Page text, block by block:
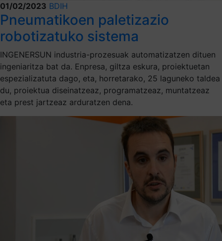
01/02/2023 BDIH
Pneumatikoen paletizazio
robotizatuko sistema
INGENERSUN industria-prozesuak automatizatzen dituen
ingeniaritza bat da. Enpresa, giltza eskura, proiektuetan
espezializatuta dago, eta, horretarako, 25 laguneko taldea
du, proiektua diseinatzeaz, programatzeaz, muntatzeaz
eta prest jartzeaz arduratzen dena.